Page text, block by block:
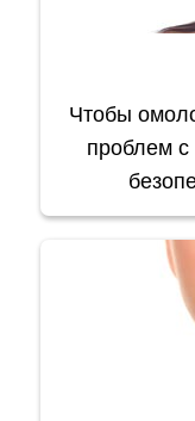
Чтобы
проблем с